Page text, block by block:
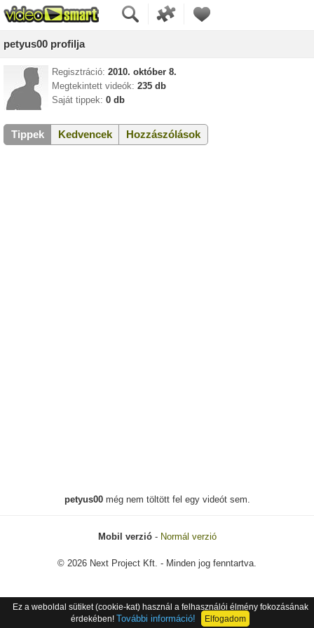
petyus00 profilja
Regisztráció: 2010. október 8.
Megtekintett videók: 235 db
Saját tippek: 0 db
Tippek Kedvencek Hozzászólások
petyus00még nem töltött fel egy videót sem.
Mobil verzió- Normál verzió
© 2026 Next Project Kft. - Minden jog fenntartva.
Ez a weboldal sütiket (cookie-kat) használ a felhasználói élmény fokozásának
érdekében! További információ! Elfogadom